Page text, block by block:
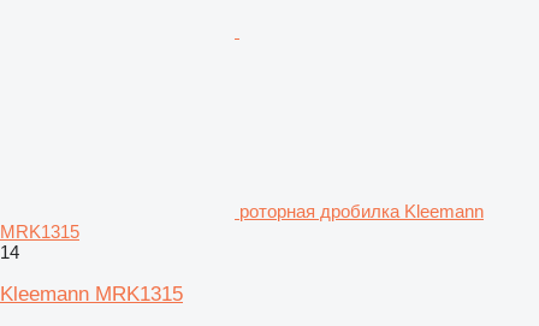
роторная дробилка Kleemann
MRK1315
14
Kleemann MRK1315